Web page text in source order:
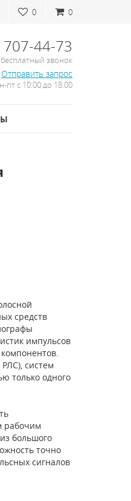
0
0
707-44-73
бесплатный звонок
Отправить запрос
с 10:00 до 18:00
средств
импульсов
систем
только одного
рабочим
большого
точно
сигналов